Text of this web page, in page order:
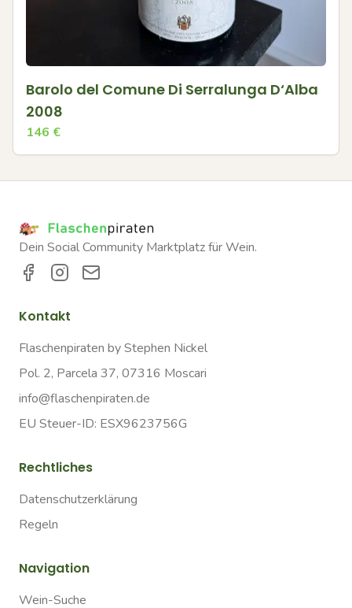
Barolo del Comune Di Serralunga D‘Alba
2008
146 €
Dein Social Community Marktplatz für Wein.
Kontakt
Flaschenpiraten by Stephen Nickel
Pol. 2, Parcela 37, 07316 Moscari
info@flaschenpiraten.de
EU Steuer-ID: ESX9623756G
Rechtliches
Datenschutzerklärung
Regeln
Navigation
Wein-Suche